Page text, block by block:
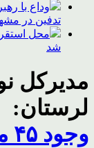
تدفین در
شد
مدیرکل
لرستان: